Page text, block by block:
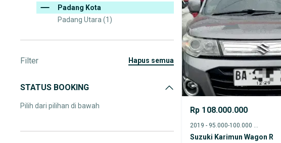
Padang Kota
Padang Utara (1)
Filter hapus semua
STATUS BOOKING
Pilih dari pilihan di bawah Rp 108.000.000
Suzuki Karimun Wagon R